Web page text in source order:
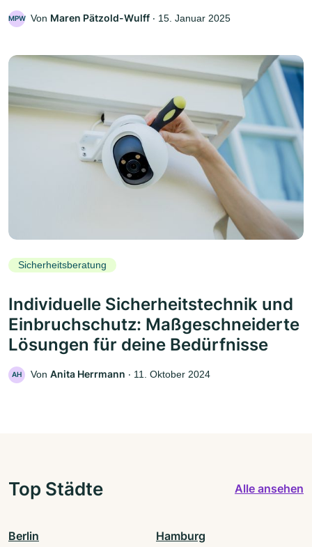
MPW Von Maren Pätzold-Wulff ‧ 15. Januar 2025
Sicherheitsberatung
Individuelle Sicherheitstechnik und
Einbruchschutz: Maßgeschneiderte
Lösungen für deine Bedürfnisse
AH Von Anita Herrmann ‧ 11. Oktober 2024
Top Städte Alle ansehen
Berlin Hamburg